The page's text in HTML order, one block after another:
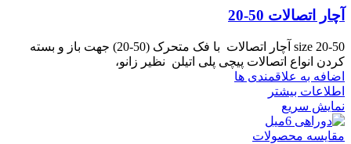
آچار اتصالات 50-20
size 20-50 آچار اتصالات با فک متحرک (50-20) جهت باز و بسته
کردن انواع اتصالات پیچی پلی اتیلن نظیر زانو،
اضافه به علاقمندی ها
اطلاعات بیشتر
نمایش سریع
مقایسه محصولات